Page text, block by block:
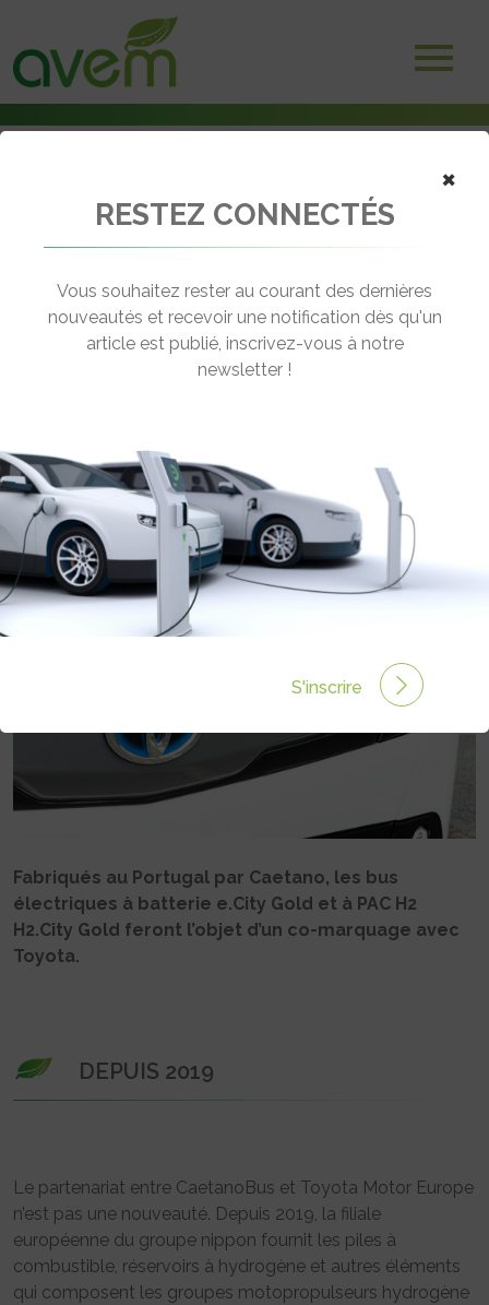
Les bus électriques Caetano seront badgés Toyota
← Revenir aux actualités
SERONT BADGÉS TOYOTA
Rédigé par Philippe Schwoerer le 13 Juil 2021 à 09:00
0 commentaires
Fabriqués au Portugal par Caetano, les bus
électriques à batterie e.City Gold et à PAC H2
H2.City Gold feront l’objet d’un co-marquage avec
Toyota.
DEPUIS 2019
Le partenariat entre CaetanoBus et Toyota Motor Europe
n’est pas une nouveauté. Depuis 2019, la filiale
européenne du groupe nippon fournit les piles à
combustible, réservoirs à hydrogène et autres éléments
qui composent les groupes motopropulseurs hydrogène
×
RESTEZ CONNECTÉS
Vous souhaitez rester au courant des dernières
nouveautés et recevoir une notification dès qu'un
article est publié, inscrivez-vous à notre
newsletter !
S'inscrire